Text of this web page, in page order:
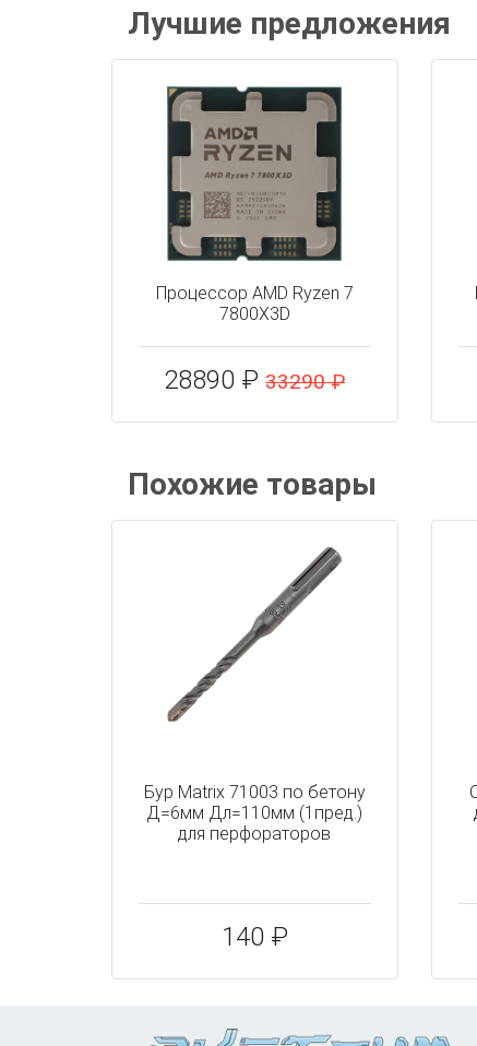
Лучшие предложения
Процессор AMD Ryzen 7
7800X3D
28890 ₽33290 ₽
Похожие товары
Бур Matrix 71003 по бетону
Д=6мм Дл=110мм (1пред.)
для перфораторов
140 ₽